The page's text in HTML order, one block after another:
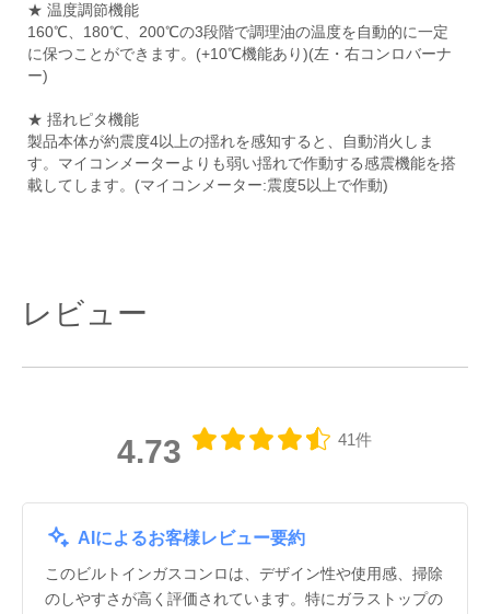
★ 温度調節機能
160℃、180℃、200℃の3段階で調理油の温度を自動的に一定
に保つことができます。(+10℃機能あり)(左・右コンロバーナ
ー)
★ 揺れピタ機能
製品本体が約震度4以上の揺れを感知すると、自動消火しま
す。マイコンメーターよりも弱い揺れで作動する感震機能を搭
載してします。(マイコンメーター:震度5以上で作動)
レビュー
4.73 41件
AIによるお客様レビュー要約
このビルトインガスコンロは、デザイン性や使用感、掃除
のしやすさが高く評価されています。特にガラストップの